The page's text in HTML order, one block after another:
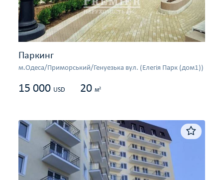
Паркинг
м.Одеса/Приморський/Генуезька вул. (Елегія Парк (дом1))
15 000 USD 20 м2